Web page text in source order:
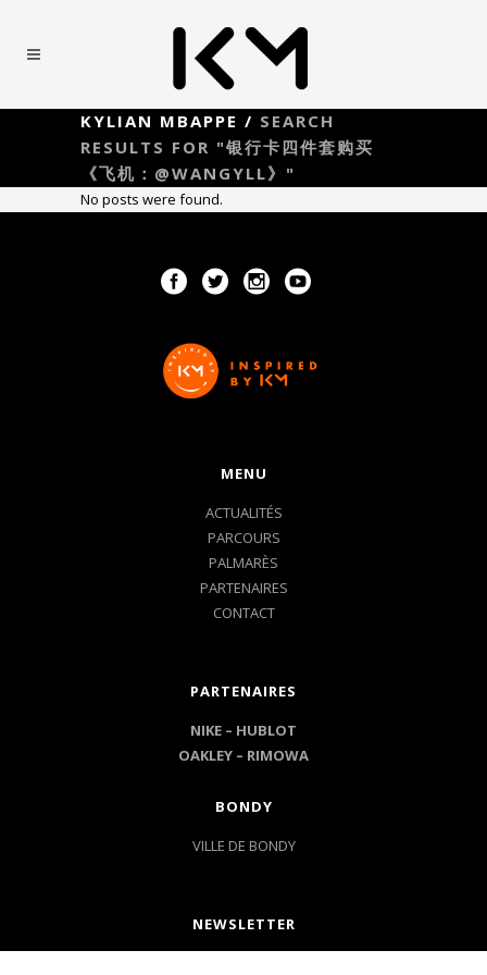
KYLIAN MBAPPE / SEARCH
RESULTS FOR "银行卡四件套购买
《飞机：@WANGYLL》"
No posts were found.
MENU
ACTUALITÉS
PARCOURS
PALMARÈS
PARTENAIRES
CONTACT
PARTENAIRES
NIKE – HUBLOT
OAKLEY – RIMOWA
BONDY
VILLE DE BONDY
NEWSLETTER